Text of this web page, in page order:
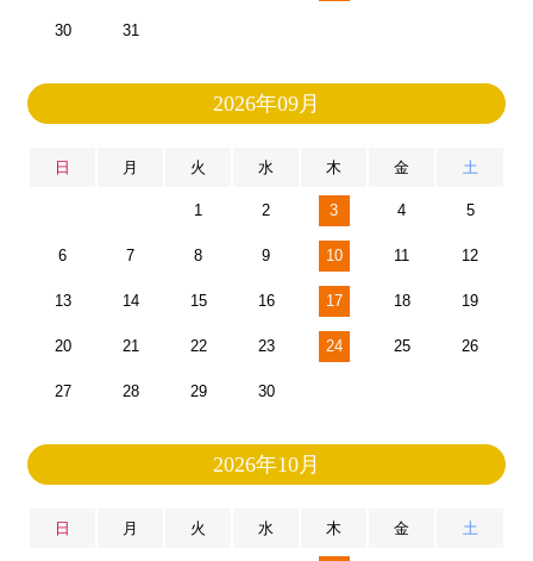
30 31
2026年09月
日 月 火 水 木 金 土
1 2 3 4 5
6 7 8 9 10 11 12
13 14 15 16 17 18 19
20 21 22 23 24 25 26
27 28 29 30
2026年10月
日 月 火 水 木 金 土